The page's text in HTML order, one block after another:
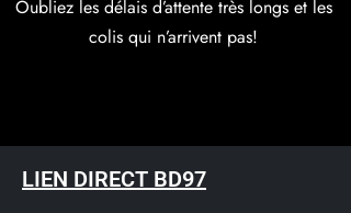
Oubliez les délais d’attente très longs et les
colis qui n’arrivent pas!
LIEN DIRECT BD97